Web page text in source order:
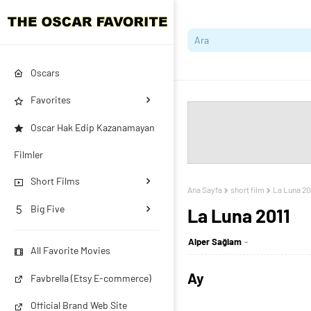
Oscars
Favorites
Oscar Hak Edip Kazanamayan
Filmler
Short Films
Big Five
All Favorite Movies
Favbrella (Etsy E-commerce)
Official Brand Web Site
Ana Sayfa short film La Luna
La Luna 2011
Alper Sağlam
Ay